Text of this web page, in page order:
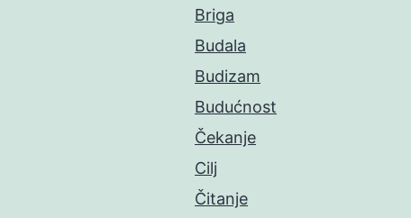
Briga
Budala
Budizam
Budućnost
Čekanje
Cilj
Čitanje